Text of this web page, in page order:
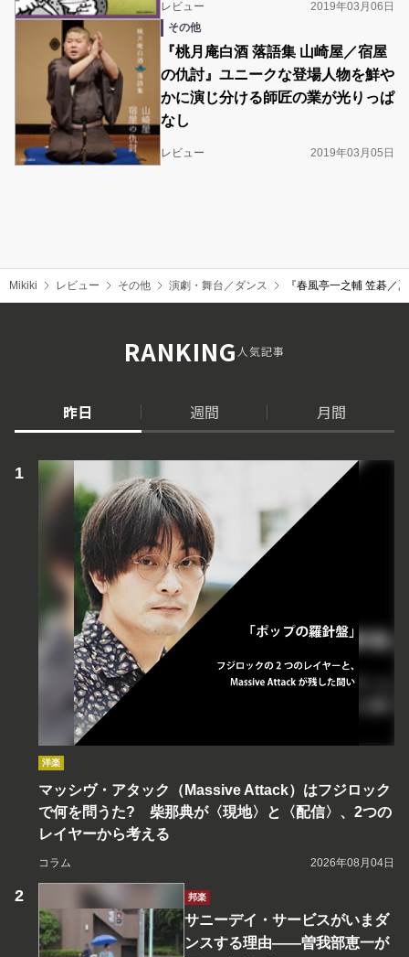
レビュー
2019年03月06日
その他
『桃月庵白酒 落語集 山崎屋／宿屋
の仇討』ユニークな登場人物を鮮や
かに演じ分ける師匠の業が光りっぱ
なし
レビュー 2019年03月05日
Mikiki レビュー その他 演劇・舞台／ダンス 『春風亭一之輔 笠碁／
RANKING人気記事
昨日 週間 月間
洋楽
マッシヴ・アタック（Massive Attack）はフジロック
で何を問うた? 柴那典が〈現地〉と〈配信〉、2つの
レイヤーから考える
コラム 2026年08月04日
邦楽
サニーデイ・サービスがいまダ
ンスする理由――曽我部恵一が